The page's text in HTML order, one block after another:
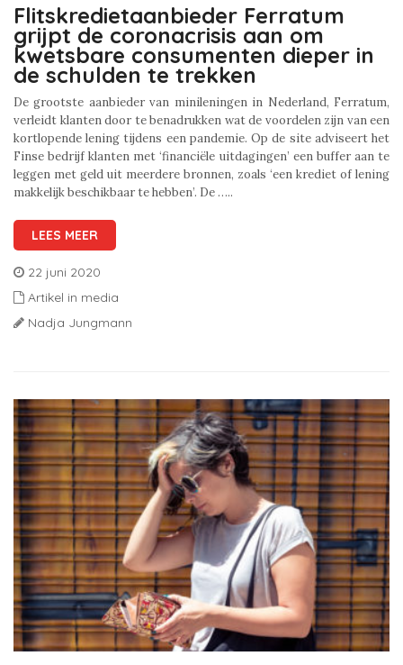
Flitskredietaanbieder Ferratum
grijpt de coronacrisis aan om
kwetsbare consumenten dieper in
de schulden te trekken
De grootste aanbieder van minileningen in Nederland, Ferratum,
verleidt klanten door te benadrukken wat de voordelen zijn van een
kortlopende lening tijdens een pandemie. Op de site adviseert het
Finse bedrijf klanten met ‘financiële uitdagingen’ een buffer aan te
leggen met geld uit meerdere bronnen, zoals ‘een krediet of lening
makkelijk beschikbaar te hebben’. De …..
LEES MEER
22 juni 2020
Artikel in media
Nadja Jungmann